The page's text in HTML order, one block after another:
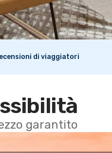
di viaggiatori
garantito